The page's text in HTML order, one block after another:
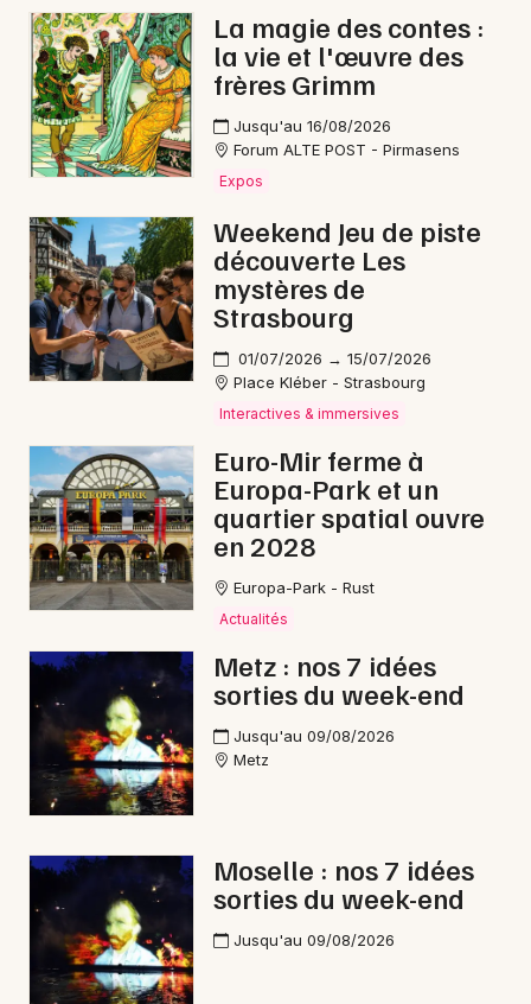
Sports
Soirées
Sorties famille
Sorties & loisirs
Rock / metal en Moselle
Rock / metal en Lorraine
Rock / metal dans le Grand Est
Newsletter des sorties
Artistes en tournée
Actus à Forbach
Magazine à Forbach
Choisir mes départements
Paris
Strasbourg
Toulouse
Toutes les villes
La magie des contes :
la vie et l'œuvre des
frères Grimm
Jusqu'au 16/08/2026
Forum ALTE POST - Pirmasens
Expos
Weekend Jeu de piste
découverte Les
mystères de
Strasbourg
01/07/2026 → 15/07/2026
Place Kléber - Strasbourg
Interactives & immersives
Euro-Mir ferme à
Europa-Park et un
quartier spatial ouvre
en 2028
Europa-Park - Rust
Actualités
Metz : nos 7 idées
sorties du week-end
Jusqu'au 09/08/2026
Metz
Moselle : nos 7 idées
sorties du week-end
Jusqu'au 09/08/2026